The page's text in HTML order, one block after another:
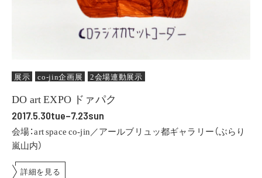
展示 co-jin企画展 2会場連動展示
DO art EXPO ドァパク
2017.5.30tue–7.23sun
会場：art space co-jin／アールブリュッ都ギャラリー（ぶらり
嵐山内）
詳細を見る